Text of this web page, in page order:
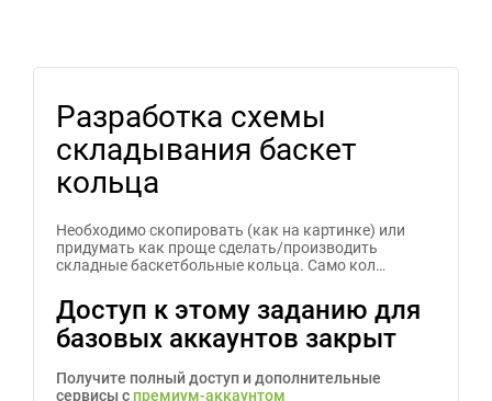
Разработка схемы
складывания баскет
кольца
Необходимо скопировать (как на картинке) или
придумать как проще сделать/производить
складные баскетбольные кольца. Само кол…
Доступ к этому заданию для
базовых аккаунтов закрыт
Получите полный доступ и дополнительные
сервисы с премиум-аккаунтом